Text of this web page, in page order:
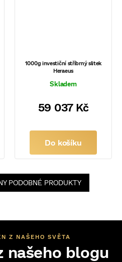
1000g investiční stříbrný slitek
Heraeus
Skladem
59 037 Kč
Do košíku
PODOBNÉ PRODUKTY
Z NAŠEHO SVĚTA
našeho blogu